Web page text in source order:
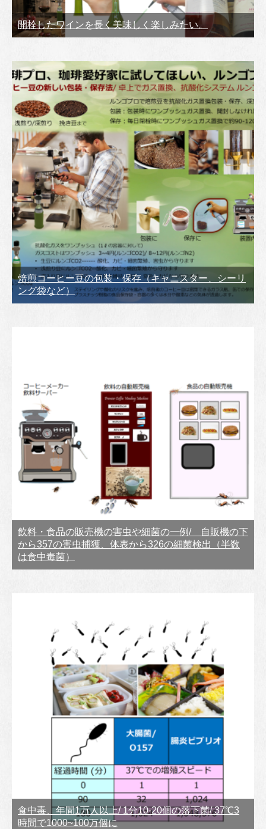
開栓したワインを長く美味しく楽しみたい。
焙煎コーヒー豆の包装・保存（キャニスター、シーリ
ング袋など）
飲料・食品の販売機の害虫や細菌の一例/ 自販機の下
から357の害虫捕獲、体表から326の細菌検出（半数
は食中毒菌）
食中毒、年間1万人以上/ 1分10-20個の落下菌/ 37℃3
時間で1000~100万個に